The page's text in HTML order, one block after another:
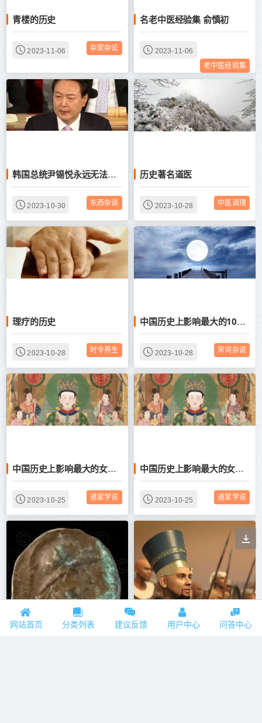
青楼的历史
2023-11-06 杂家杂论
名老中医经验集 俞慎初
2023-11-06
老中医经验集
韩国总统尹锡悦永远无法篡改长津湖美军战败的历史事实！
2023-10-30 东西杂谈
历史著名道医
2023-10-28 中医调理
理疗的历史
2023-10-28 时令养生
中国历史上影响最大的10首诗，惊艳千古，国人必读！
2023-10-28 宋词杂说
中国历史上影响最大的女神之一【碧霞元君】
2023-10-25 道家学说
中国历史上影响最大的女神之一【碧霞元君】
2023-10-25 道家学说
?历史的谣言：扑朔迷离的腓尼基人环非洲航行之旅
网站首页 分类列表 建议反馈 用户中心 问答中心